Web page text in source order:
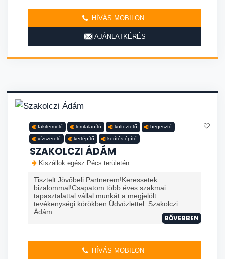
HÍVÁS MOBILON
AJÁNLATKÉRÉS
fakitermelő lomtalanító költöztető hegesztő
vízszerelő kertépítő kerítés építő
SZAKOLCZI ÁDÁM
Kiszállok egész Pécs területén
Tisztelt Jövőbeli Partnerem!Keressetek
bizalommal!Csapatom több éves szakmai
tapasztalattal vállal munkát a megjelölt
tevékenységi körökben.Üdvözlettel: Szakolczi
Ádám
BŐVEBBEN
HÍVÁS MOBILON